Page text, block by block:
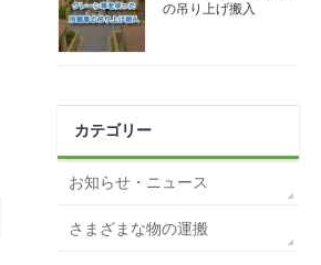
の吊り上げ搬入
カテゴリー
お知らせ・ニュース
さまざまな物の運搬